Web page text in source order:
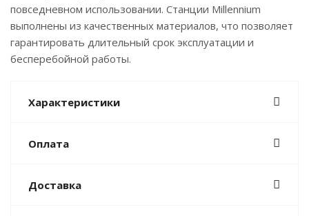
повседневном использовании. Станции Millennium
выполнены из качественных материалов, что позволяет
гарантировать длительный срок эксплуатации и
бесперебойной работы.
Характеристики
Оплата
Доставка